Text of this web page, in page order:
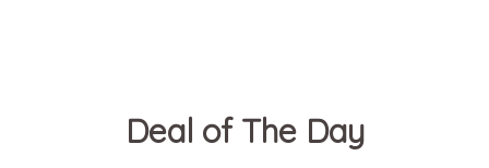
Deal of The Day